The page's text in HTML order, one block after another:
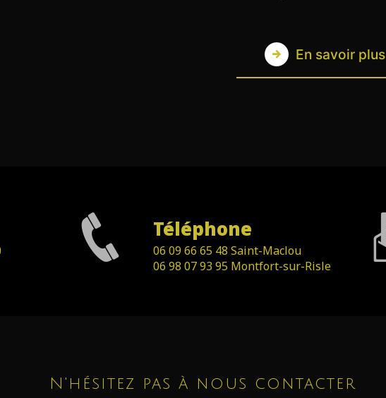
En savoir plus
Téléphone
06 09 66 65 48 Saint-Maclou
06 98 07 93 95 Montfort-sur-Risle
N'hésitez pas à nous contacter